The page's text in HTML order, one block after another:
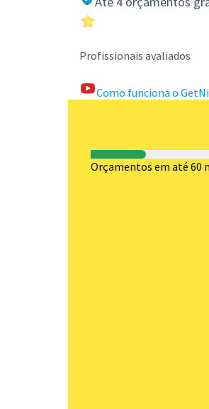
Profissionais avaliados
Como funciona o
Orçamentos em até 60